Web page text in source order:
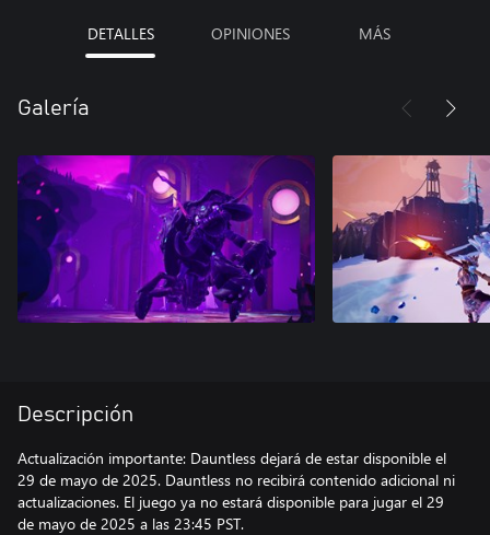
DETALLES OPINIONES MÁS
Galería
Descripción
Actualización importante: Dauntless dejará de estar disponible el
29 de mayo de 2025. Dauntless no recibirá contenido adicional ni
actualizaciones. El juego ya no estará disponible para jugar el 29
de mayo de 2025 a las 23:45 PST.